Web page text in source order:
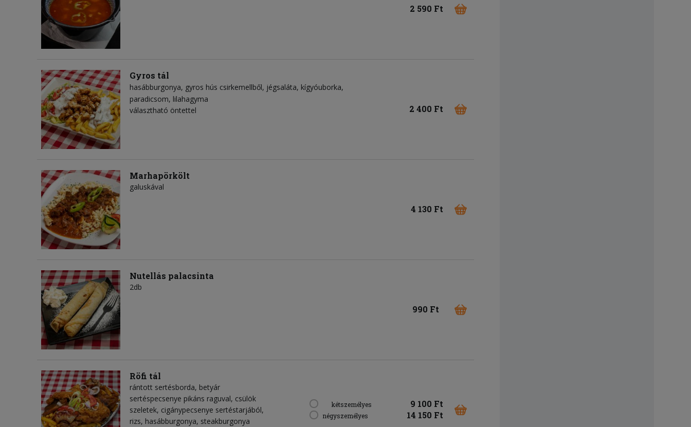
2 590 Ft
Gyros tál
hasábburgonya gyros hús csirkemellből jégsaláta kígyóuborka
paradicsom lilahagyma
választható öntettel
2 400 Ft
Marhapörkölt
galuskával
4 130 Ft
Nutellás palacsinta
2db
990 Ft
Röfi tál
rántott sertésborda, betyár
sertéspecsenye pikáns raguval, csülök
szeletek, cigánypecsenye sertéstarjából,
rizs, hasábburgonya, steakburgonya
kétszemélyes 9 100 Ft
négyszemélyes 14 150 Ft